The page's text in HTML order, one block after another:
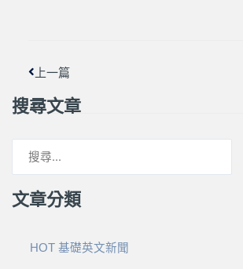
上一篇
搜尋文章
文章分類
HOT 基礎英文新聞